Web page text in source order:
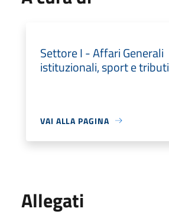
Settore I - Affari Generali
istituzionali, sport e tributi
VAI ALLA PAGINA
Allegati